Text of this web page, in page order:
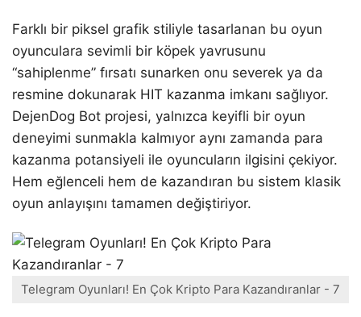
Farklı bir piksel grafik stiliyle tasarlanan bu oyun
oyunculara sevimli bir köpek yavrusunu
“sahiplenme” fırsatı sunarken onu severek ya da
resmine dokunarak HIT kazanma imkanı sağlıyor.
DejenDog Bot projesi, yalnızca keyifli bir oyun
deneyimi sunmakla kalmıyor aynı zamanda para
kazanma potansiyeli ile oyuncuların ilgisini çekiyor.
Hem eğlenceli hem de kazandıran bu sistem klasik
oyun anlayışını tamamen değiştiriyor.
Telegram Oyunları! En Çok Kripto Para Kazandıranlar - 7